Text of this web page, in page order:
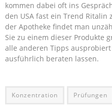
kommen dabei oft ins
den USA fast ein Trend
der Apotheke findet man
Sie zu einem dieser Produkte
alle anderen Tipps
ausführlich beraten lassen.
Konzentration Prüfungen